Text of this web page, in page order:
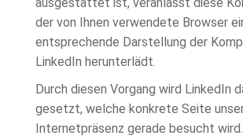
der von Ihnen verwendete Browser
entsprechende Darstellung der
LinkedIn herunterlädt.
Durch diesen Vorgang wird LinkedIn
gesetzt, welche konkrete Seite
Internetpräsenz gerade besucht